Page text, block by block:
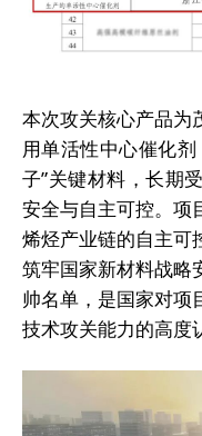
本次攻关核心产品为
用单活性中心催化
子”关键材料，长期
安全与自主可控。项
烯烃产业链的自主可
筑牢国家新材料战略
帅名单，是国家对项
技术攻关能力的高度